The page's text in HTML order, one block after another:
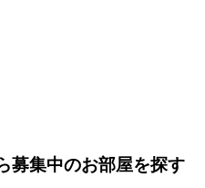
募集中のお部屋を探す